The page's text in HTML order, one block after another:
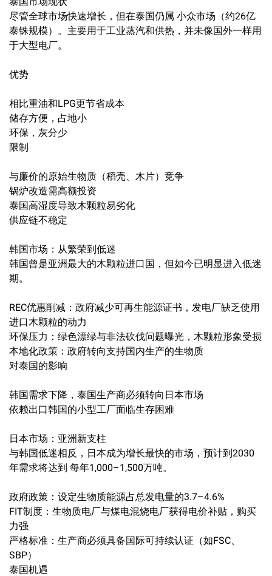
尽管全球市场快速增长，但在泰国仍属 小众市场（约26亿
泰铢规模）。主要用于工业蒸汽和供热，并未像国外一样用
于大型电厂。
优势
相比重油和LPG更节省成本
储存方便，占地小
环保，灰分少
限制
与廉价的原始生物质（稻壳、木片）竞争
锅炉改造需高额投资
泰国高湿度导致木颗粒易劣化
供应链不稳定
韩国市场：从繁荣到低迷
韩国曾是亚洲最大的木颗粒进口国，但如今已明显进入低迷
期。
REC优惠削减：政府减少可再生能源证书，发电厂缺乏使用
进口木颗粒的动力
环保压力：绿色漂绿与非法砍伐问题曝光，木颗粒形象受损
本地化政策：政府转向支持国内生产的生物质
对泰国的影响
韩国需求下降，泰国生产商必须转向日本市场
依赖出口韩国的小型工厂面临生存困难
日本市场：亚洲新支柱
与韩国低迷相反，日本成为增长最快的市场，预计到2030
年需求将达到 每年1,000–1,500万吨。
政府政策：设定生物质能源占总发电量的3.7–4.6%
FIT制度：生物质电厂与煤电混烧电厂获得电价补贴，购买
力强
严格标准：生产商必须具备国际可持续认证（如FSC、
SBP）
泰国机遇